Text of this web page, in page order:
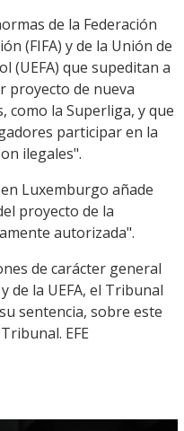
de la Federación
(FIFA) y de la Unión de
(UEFA) que supeditan a
proyecto de nueva
como la Superliga, y que
participar en la
ilegales".
Luxemburgo añade
proyecto de la
autorizada".
de carácter general
de la UEFA, el Tribunal
sentencia, sobre este
EFE